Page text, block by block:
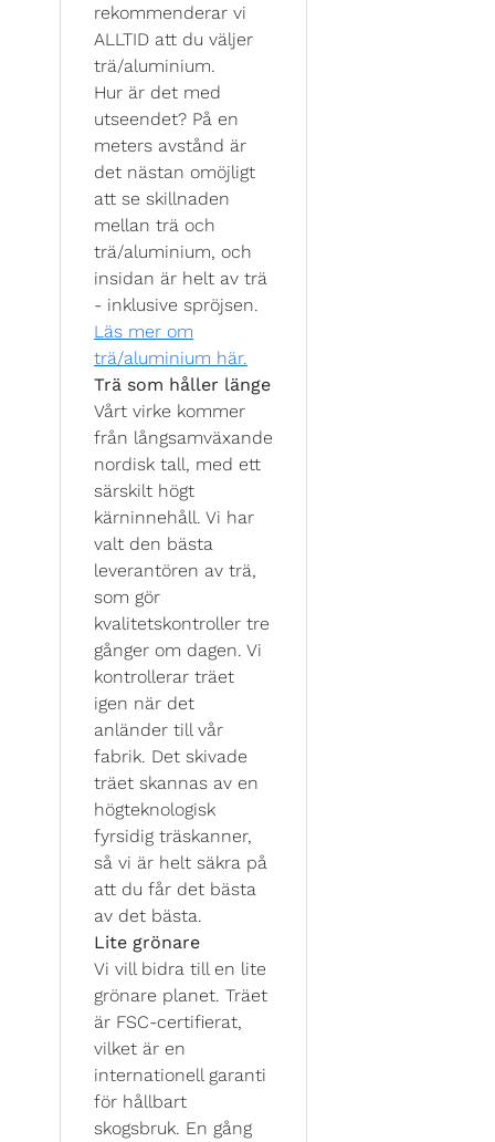
rekommenderar vi
ALLTID att du väljer
trä/aluminium.
Hur är det med
utseendet? På en
meters avstånd är
det nästan omöjligt
att se skillnaden
mellan trä och
trä/aluminium, och
insidan är helt av trä
- inklusive spröjsen.
Läs mer om
trä/aluminium här.
Trä som håller länge
Vårt virke kommer
från långsamväxande
nordisk tall, med ett
särskilt högt
kärninnehåll. Vi har
valt den bästa
leverantören av trä,
som gör
kvalitetskontroller tre
gånger om dagen. Vi
kontrollerar träet
igen när det
anländer till vår
fabrik. Det skivade
träet skannas av en
högteknologisk
fyrsidig träskanner,
så vi är helt säkra på
att du får det bästa
av det bästa.
Lite grönare
Vi vill bidra till en lite
grönare planet. Träet
är FSC-certifierat,
vilket är en
internationell garanti
för hållbart
skogsbruk. En gång